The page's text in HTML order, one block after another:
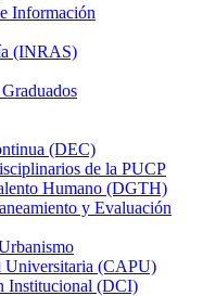
Información
(INRAS)
(DEC)
de la PUCP
Humano (DGTH)
y Evaluación
Universitaria (CAPU)
Institucional (DCI)